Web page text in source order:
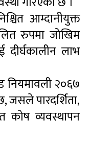
आम्दानीयुक्त
रुपमा जोखिम
दीर्घकालीन लाभ
नियमावली २०६७
पारदर्शिता,
कोष व्यवस्थापन